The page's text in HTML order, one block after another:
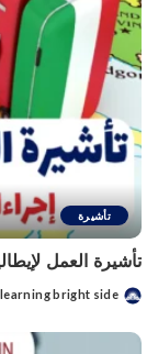
تأشيرة
تأشيرة العمل لإيطاليا 2025: إجراءات جديدة وفرص لا
Posted
learning bright side